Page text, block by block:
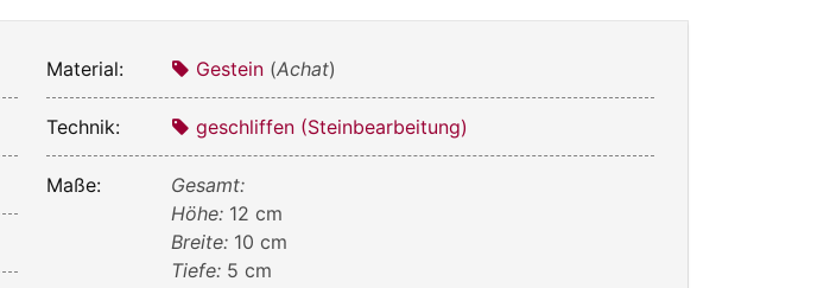
Material: Gestein (Achat)
Technik: geschliffen (Steinbearbeitung)
Maße:
Gesamt:
Höhe: 12 cm
Breite: 10 cm
Tiefe: 5 cm